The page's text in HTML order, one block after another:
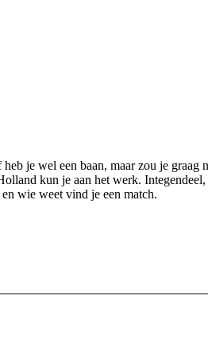
je wel een baan, maar zou je
kun je aan het werk.
wie weet vind je een match.